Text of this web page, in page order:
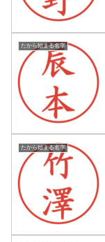
たから始まる名字
たから始まる名字